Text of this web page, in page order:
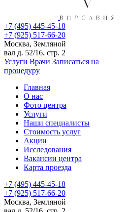
+7 (495) 445-45-18
+7 (925) 517-66-20
Москва, Земляной
вал д. 52/16, стр. 2
Услуги Врачи Записаться на
процедуру
Главная
О нас
Фото центра
Услуги
Наши специалисты
Стоимость услуг
Акции
Исследования
Вакансии центра
Карта проезда
+7 (495) 445-45-18
+7 (925) 517-66-20
Москва, Земляной